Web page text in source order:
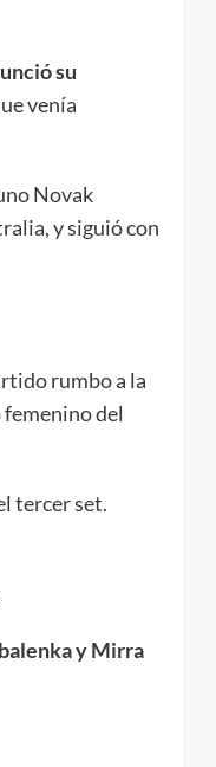
su
venía
Novak
y siguió con
rumbo a la
del
tercer set.
y Mirra